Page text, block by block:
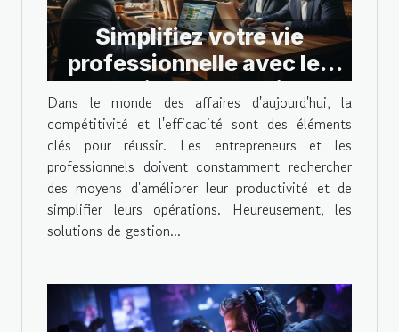
Simplifiez votre vie
professionnelle avec les
solutions de gestion
d'entreprise
Dans le monde des affaires d'aujourd'hui, la
compétitivité et l'efficacité sont des éléments
clés pour réussir. Les entrepreneurs et les
professionnels doivent constamment rechercher
des moyens d'améliorer leur productivité et de
simplifier leurs opérations. Heureusement, les
solutions de gestion...